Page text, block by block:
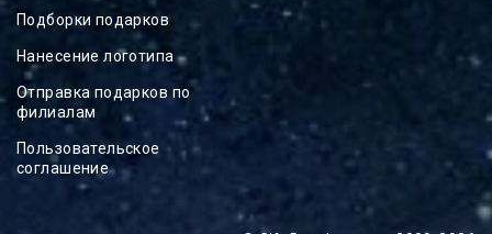
Подборки подарков
Нанесение логотипа
Отправка подарков по
филиалам
Пользовательское
соглашение